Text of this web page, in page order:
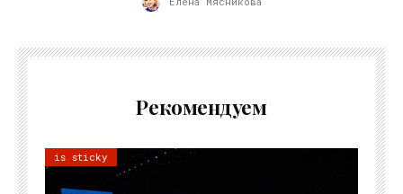
Рекомендуем
is sticky